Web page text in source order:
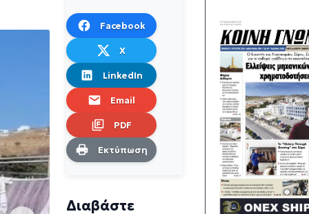
Facebook
X
LinkedIn
Email
PDF
Εκτύπωση
Διαβάστε